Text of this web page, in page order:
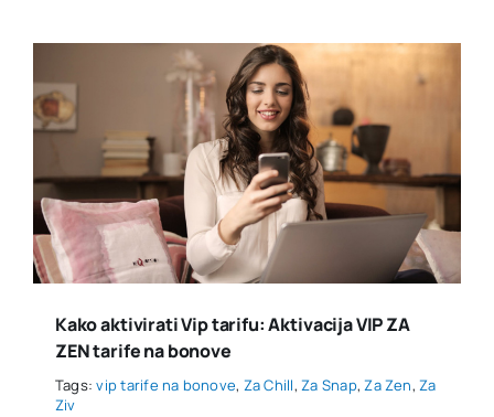
Kako aktivirati Vip tarifu: Aktivacija VIP ZA
ZEN tarife na bonove
Tags:vip tarife na bonove, Za Chill,Za Snap,Za Zen,Za
Ziv